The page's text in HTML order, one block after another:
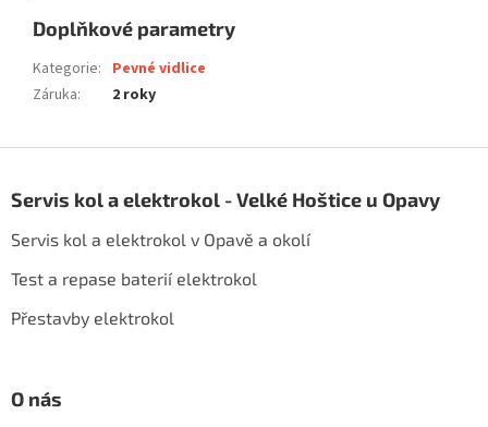
Doplňkové parametry
Kategorie: Pevné vidlice
Záruka: 2 roky
pServis kol a elektrokol - Velké Hoštice u Opavy
Servis kol a elektrokol v Opavě a okolí
Test a repase baterií elektrokol
Přestavby elektrokol
O nás